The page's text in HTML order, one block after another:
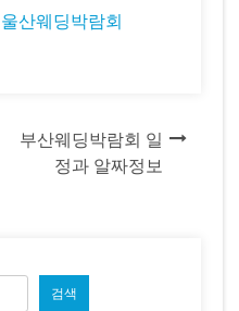
울산웨딩박람회
부산웨딩박람회 일
정과 알짜정보
검색